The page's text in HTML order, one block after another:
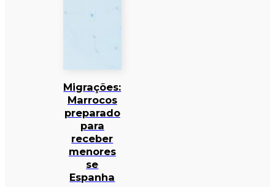
Migrações:
Marrocos
preparado
para
receber
menores
se
Espanha